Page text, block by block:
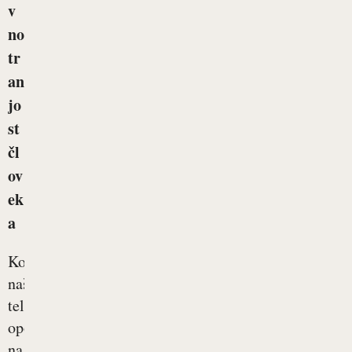
v
no
tr
an
jo
st
čl
ov
ek
a
Ko
naše
telo
opozori